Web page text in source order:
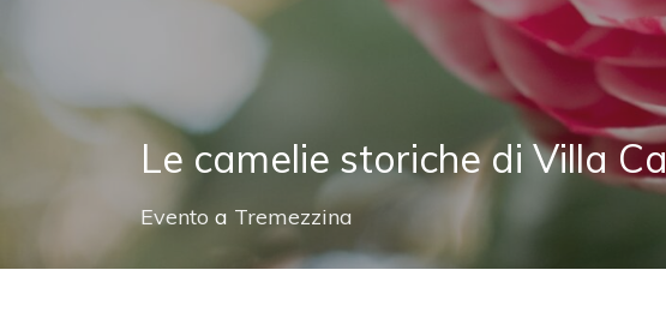
Le camelie storiche di Villa
Evento a Tremezzina